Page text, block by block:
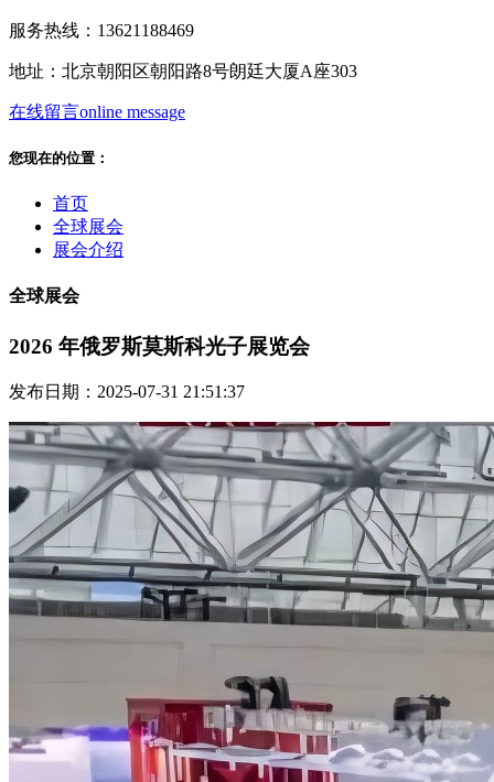
服务热线：13621188469
地址：北京朝阳区朝阳路8号朗廷大厦A座303
在线留言online message
您现在的位置：
首页
全球展会
展会介绍
全球展会
2026 年俄罗斯莫斯科光子展览会
发布日期：2025-07-31 21:51:37